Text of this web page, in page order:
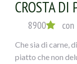
CROSTA DI
8900
Che sia di carne,
piatto che non